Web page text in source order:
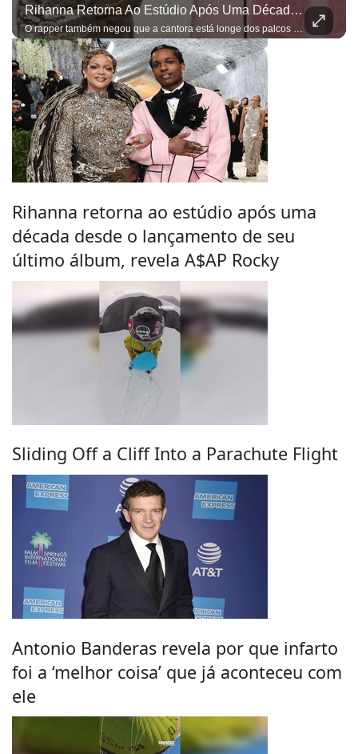
Rihanna Retorna Ao Estúdio Após Uma Década Desde O Lançamento De Seu Último Álbum, Revela A$AP Rocky
O rapper também negou que a cantora está longe dos palcos devido à maternidade
Rihanna retorna ao estúdio após uma
década desde o lançamento de seu
último álbum, revela A$AP Rocky
Sliding Off a Cliff Into a Parachute Flight
Antonio Banderas revela por que infarto
foi a ‘melhor coisa’ que já aconteceu com
ele